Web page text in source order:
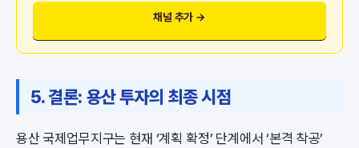
채널 추가 →
5. 결론: 용산 투자의 최종 시점
용산 국제업무지구는 현재 ‘계획 확정’ 단계에서 ‘본격 착공’